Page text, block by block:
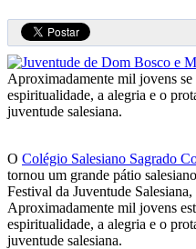
Aproximadamente mil jovens
espiritualidade, a alegria e o
juventude salesiana.
O Colégio Salesiano Sagrado
tornou um grande pátio
Festival da Juventude
Aproximadamente mil jovens
espiritualidade, a alegria e o
juventude salesiana.